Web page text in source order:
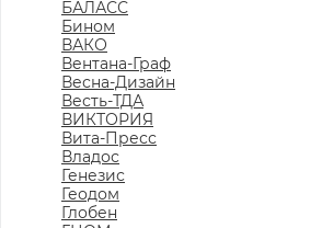
БАЛАСС
Бином
ВАКО
Вентана-Граф
Весна-Дизайн
Весть-ТДА
ВИКТОРИЯ
Вита-Пресс
Владос
Генезис
Геодом
Глобен